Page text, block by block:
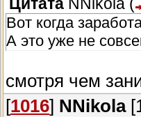
Цитата NNikola (
Вот когда
А это уже не
смотря чем
[1016] NNikola